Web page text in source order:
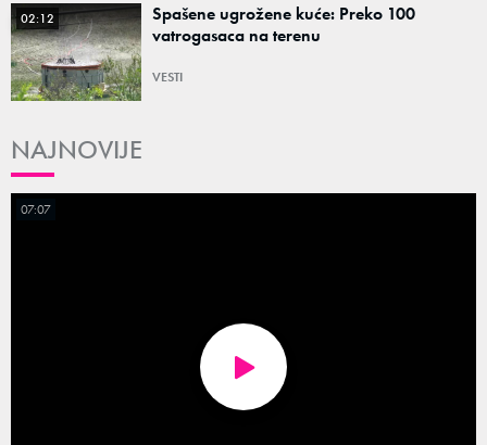
02:12
Spašene ugrožene kuće: Preko 100
vatrogasaca na terenu
VESTI
NAJNOVIJE
07:07